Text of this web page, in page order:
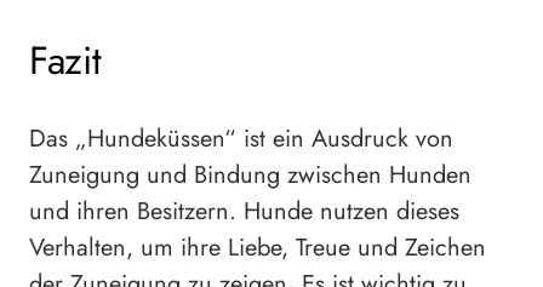
Fazit
Das „Hundeküssen“ ist ein Ausdruck von
Zuneigung und Bindung zwischen Hunden
und ihren Besitzern. Hunde nutzen dieses
Verhalten, um ihre Liebe, Treue und Zeichen